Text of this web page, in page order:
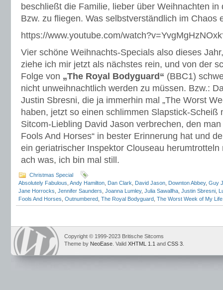
beschließt die Familie, lieber über Weihnachten in
Bzw. zu fliegen. Was selbstverständlich im Chaos
https://www.youtube.com/
Vier schöne Weihnachts-Specials also dieses
ziehe ich mir jetzt als nächstes rein, und von der
Folge von „The Royal Bodyguard“ (BBC1)
nicht unweihnachtlich werden zu müssen. Bzw.:
Justin Sbresni, die ja immerhin mal „The Worst
haben, jetzt so einen schlimmen Slapstick-Scheiß
Sitcom-Liebling David Jason verbrechen, den
Fools And Horses“ in bester Erinnerung hat und
ein geriatrischer Inspektor Clouseau
ach was, ich bin mal still.
Christmas Special
Absolutely Fabulous Andy Hamilton Dan Clark David Jason Downton Abbey, Guy
Jane Horrocks Jennifer Saunders Joanna Lumley, Julia Sawallha Justin Sbresni
Fools And Horses Outnumbered The Royal Bodyguard The Worst Week of My Life
Copyright © 1999-2023 Britische Sitcoms
Theme by NeoEase . Valid XHTML 1.1 and CSS 3